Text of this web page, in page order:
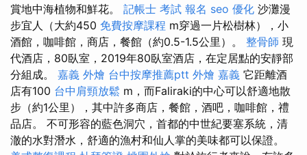
賞地中海植物和鮮花。 記帳士 考試 報名 seo 優化 沙灘漫
步宜人（大約450 免費按摩課程 m穿過一片松樹林），小
酒館，咖啡館，商店，餐館（約0.5-1.5公里）。 整骨師 現
代酒店，80臥室，2019年80臥室酒店，在定居點的安靜部
分組成。 嘉義 外燴 台中按摩推薦ptt 外燴 嘉義 它距離酒
店有100 台中肩頸放鬆 m，而Faliraki的中心可以舒適地散
步（約1公里），其中許多商店，餐館，酒吧，咖啡館，禮
品店。 不可形容的藍色洞穴，首都的中世紀要塞系統，清
澈的水對潛水，舒適的漁村和仙人掌的美味都可以保證。